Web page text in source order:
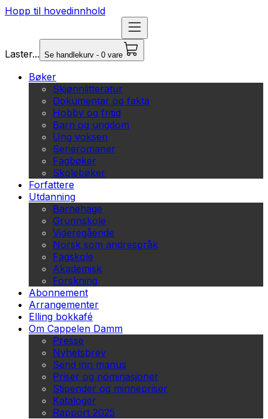
Hopp til hovedinnhold
Laster... Se handlekurv - 0 vare
Bøker
Skjønnlitteratur
Dokumentar og fakta
Hobby og fritid
Barn og ungdom
Ung voksen
Serieromaner
Fagbøker
Skolebøker
Forfattere
Utdanning
Barnehage
Grunnskole
Videregående
Norsk som andrespråk
Fagskole
Akademisk
Forskning
Abonnement
Arrangementer
Elling bokkafé
Om Cappelen Damm
Presse
Nyhetsbrev
Send inn manus
Priser og nominasjoner
Stipender og minnepriser
Kataloger
Rapport 2025